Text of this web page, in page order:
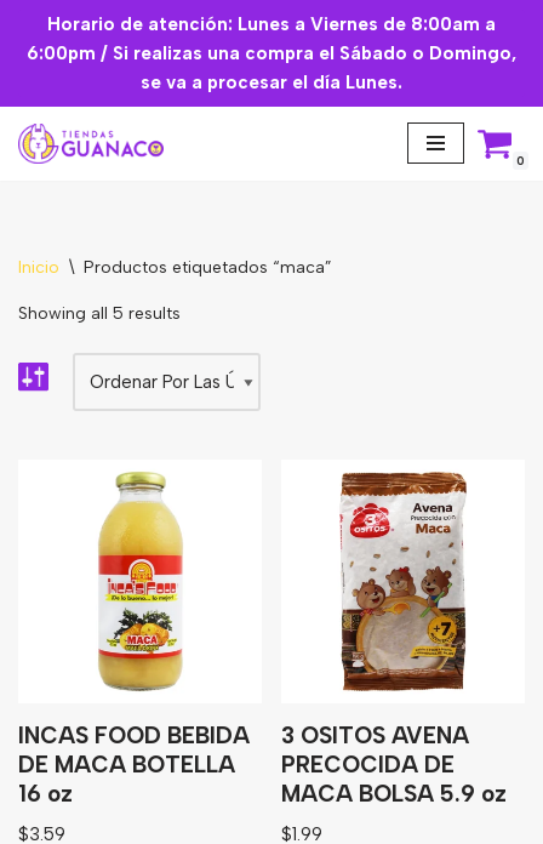
Saltar
contenido
Horario de atención: Lunes a Viernes de 8:00am a
6:00pm / Si realizas una compra el Sábado o Domingo,
se va a procesar el día Lunes.
0
Mascarilla facial
Básicos de Cocina
Edulcorante
Enlatados
Sopas
Atoles
Inicio \ Productos etiquetados “maca”
Showing all 5 results
INCAS FOOD BEBIDA
DE MACA BOTELLA
16 oz
$3.59
3 OSITOS AVENA
PRECOCIDA DE
MACA BOLSA 5.9 oz
$1.99